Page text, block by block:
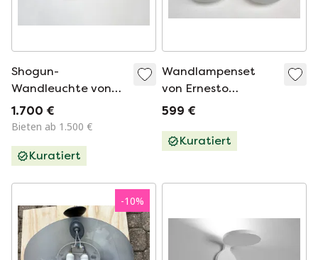
Shogun-
Wandleuchte von
Mario Botta für
Artemide, 1980er
1.700 €
Bieten ab 1.500 €
Kuratiert
Wandlampenset
von Ernesto
Gismondi für
Jahre
599 €
Kuratiert
-10%